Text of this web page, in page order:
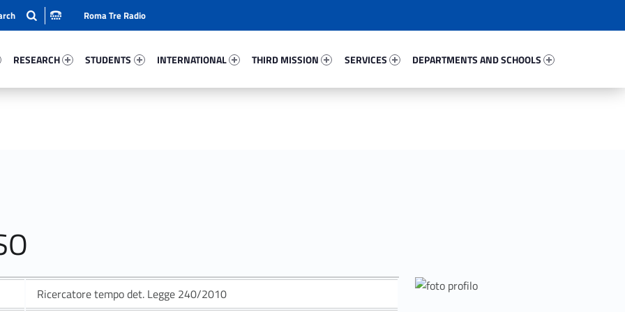
RESEARCH
STUDENTS
INTERNATIONAL
THIRD MISSION
SERVICES
DEPARTMENTS AND SCHOOLS
Roma Tre Radio
Ricercatore tempo det. Legge 240/2010